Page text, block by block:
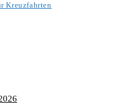
Kreuzfahrten